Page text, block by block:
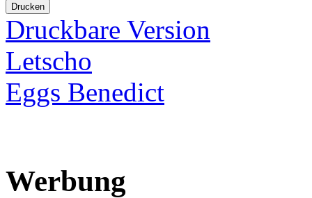
Druckbare Version
Letscho
Eggs Benedict
Werbung